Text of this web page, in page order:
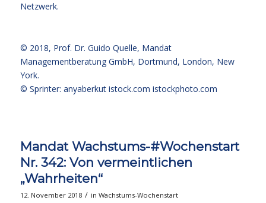
Netzwerk.
© 2018, Prof. Dr. Guido Quelle, Mandat
Managementberatung GmbH, Dortmund, London, New
York.
© Sprinter: anyaberkut istock.com istockphoto.com
Mandat Wachstums-#Wochenstart
Nr. 342: Von vermeintlichen
„Wahrheiten“
12. November 2018 / in Wachstums-Wochenstart